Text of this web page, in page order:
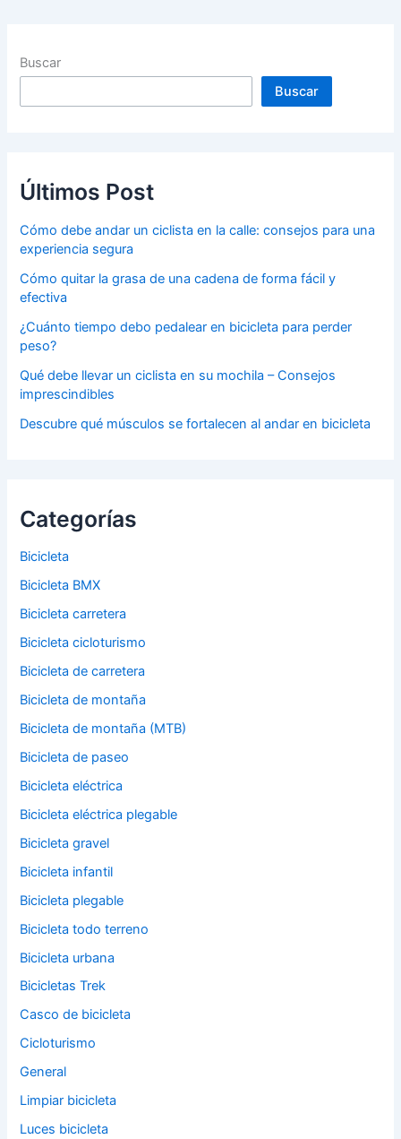
Buscar
Buscar
Últimos Post
Cómo debe andar un ciclista en la calle: consejos para una
experiencia segura
Cómo quitar la grasa de una cadena de forma fácil y
efectiva
¿Cuánto tiempo debo pedalear en bicicleta para perder
peso?
Qué debe llevar un ciclista en su mochila – Consejos
imprescindibles
Descubre qué músculos se fortalecen al andar en bicicleta
Categorías
Bicicleta
Bicicleta BMX
Bicicleta carretera
Bicicleta cicloturismo
Bicicleta de carretera
Bicicleta de montaña
Bicicleta de montaña (MTB)
Bicicleta de paseo
Bicicleta eléctrica
Bicicleta eléctrica plegable
Bicicleta gravel
Bicicleta infantil
Bicicleta plegable
Bicicleta todo terreno
Bicicleta urbana
Bicicletas Trek
Casco de bicicleta
Cicloturismo
General
Limpiar bicicleta
Luces bicicleta